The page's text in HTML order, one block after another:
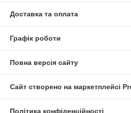
Доставка та оплата
Графік роботи
Повна версія сайту
Сайт створено на маркетплейсі
Політика конфіденційності